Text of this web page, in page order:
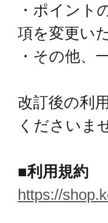
・ポイント
項を変更い
・その他、
改訂後の利
くださいま
■利用規約
https://